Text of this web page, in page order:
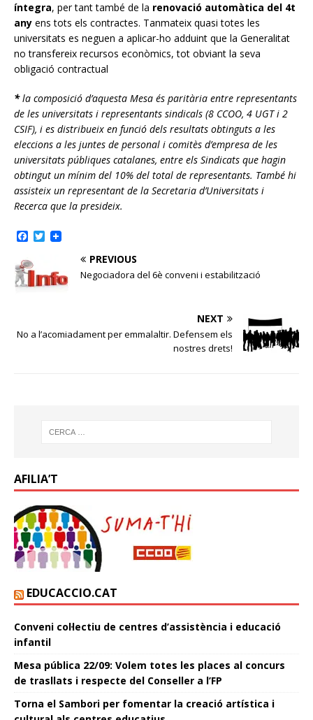
íntegra, per tant també de la renovació automàtica del 4t
any ens tots els contractes. Tanmateix quasi totes les
universitats es neguen a aplicar-ho adduint que la Generalitat
no transfereix recursos econòmics, tot obviant la seva
obligació contractual
*la composició d’aquesta Mesa és paritària entre representants
de les universitats i representants sindicals (8 CCOO, 4 UGT i 2
CSIF), i es distribueix en funció dels resultats obtinguts a les
eleccions a les juntes de personal i comitès d’empresa de les
universitats públiques catalanes, entre els Sindicats que hagin
obtingut un mínim del 10% del total de representants. També hi
assisteix un representant de la Secretaria d’Universitats i
Recerca que la presideix.
a
c
e
b
o
T
w
t
e
PREVIOUS
Negociadora del 6è conveni i estabilització
NEXT
No a l’acomiadament per emmalaltir. Defensem els
nostres drets!
AFILIA’T
EDUCACCIO.CAT
Conveni col·lectiu de centres d’assistència i educació
infantil
Mesa pública 22/09: Volem totes les places al concurs
de trasllats i respecte del Conseller a l’FP
Torna el Sambori per fomentar la creació artística i